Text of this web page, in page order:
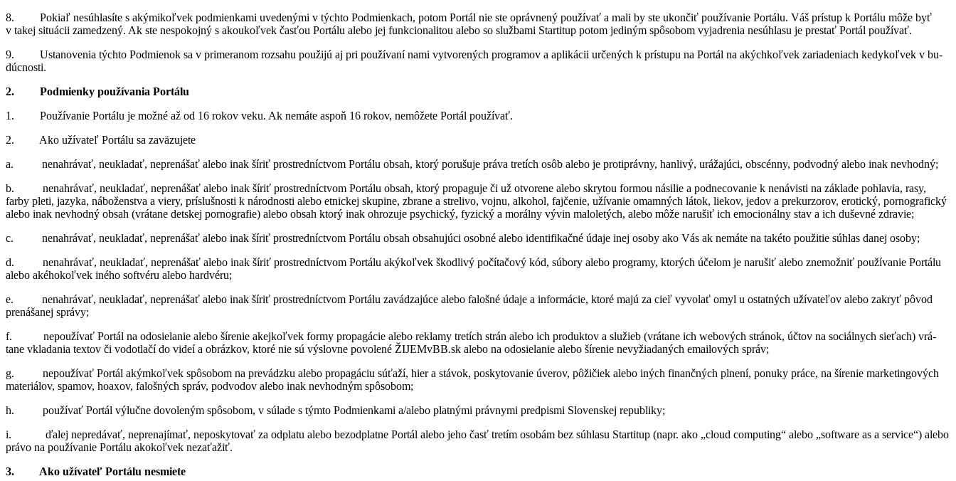
8. Po­kiaľ ne­sú­hla­síte s aký­mi­koľ­vek pod­mien­kami uve­de­nými v týchto Pod­mien­kach, po­tom Por­tál nie ste opráv­nený po­u­ží­vať a mali by ste ukon­čiť po­u­ží­va­nie Por­tálu. Váš prí­stup k Por­tálu môže byť
v ta­kej si­tu­ácii za­me­dzený. Ak ste ne­spo­kojný s akou­koľ­vek čas­ťou Por­tálu alebo jej fun­kci­ona­li­tou alebo so služ­bami Star­ti­tup po­tom je­di­ným spô­so­bom vy­jad­re­nia ne­sú­hlasu je pre­stať Por­tál po­u­ží­vať.
9. Usta­no­ve­nia týchto Pod­mie­nok sa v pri­me­ra­nom roz­sahu po­u­žijú aj pri po­u­ží­vaní nami vy­tvo­re­ných prog­ra­mov a ap­li­ká­cii ur­če­ných k prí­stupu na Por­tál na akých­koľ­vek za­ria­de­niach ke­dy­koľ­vek v bu­
dúc­nosti.
2. Pod­mienky po­u­ží­va­nia Por­tálu
1. Po­u­ží­va­nie Por­tálu je možné až od 16 ro­kov veku. Ak ne­máte as­poň 16 ro­kov, ne­mô­žete Por­tál po­u­ží­vať.
2. Ako uží­va­teľ Por­tálu sa za­vä­zu­jete
a. ne­na­hrá­vať, ne­u­kla­dať, ne­pre­ná­šať alebo inak ší­riť pro­stred­níc­tvom Por­tálu ob­sah, ktorý po­ru­šuje práva tre­tích osôb alebo je pro­ti­právny, han­livý, urá­ža­júci, ob­scénny, pod­vodný alebo inak ne­vhodný;
b. ne­na­hrá­vať, ne­u­kla­dať, ne­pre­ná­šať alebo inak ší­riť pro­stred­níc­tvom Por­tálu ob­sah, ktorý pro­pa­guje či už ot­vo­rene alebo skry­tou for­mou ná­si­lie a pod­ne­co­va­nie k ne­ná­visti na zá­klade po­hla­via, rasy,
farby pleti, ja­zyka, ná­bo­žen­stva a viery, prí­sluš­nosti k ná­rod­nosti alebo et­nic­kej sku­pine, zbrane a stre­livo, vojnu, al­ko­hol, faj­če­nie, uží­va­nie omam­ných lá­tok, lie­kov, je­dov a pre­kur­zo­rov, ero­tický, por­no­gra­fický
alebo inak ne­vhodný ob­sah (vrá­tane det­skej por­no­gra­fie) alebo ob­sah ktorý inak ohro­zuje psy­chický, fy­zický a mo­rálny vý­vin ma­lo­le­tých, alebo môže na­ru­šiť ich emo­ci­onálny stav a ich du­ševné zdra­vie;
c. ne­na­hrá­vať, ne­u­kla­dať, ne­pre­ná­šať alebo inak ší­riť pro­stred­níc­tvom Por­tálu ob­sah ob­sa­hu­júci osobné alebo iden­ti­fi­kačné údaje inej osoby ako Vás ak ne­máte na ta­kéto po­u­ži­tie sú­hlas da­nej osoby;
d. ne­na­hrá­vať, ne­u­kla­dať, ne­pre­ná­šať alebo inak ší­riť pro­stred­níc­tvom Por­tálu aký­koľ­vek škod­livý po­čí­ta­čový kód, sú­bory alebo prog­ramy, kto­rých úče­lom je na­ru­šiť alebo zne­mož­niť po­u­ží­va­nie Por­tálu
alebo aké­ho­koľ­vek iného soft­véru alebo hard­véru;
e. ne­na­hrá­vať, ne­u­kla­dať, ne­pre­ná­šať alebo inak ší­riť pro­stred­níc­tvom Por­tálu za­vá­dza­júce alebo fa­lošné údaje a in­for­má­cie, ktoré majú za cieľ vy­vo­lať omyl u os­tat­ných uží­va­te­ľov alebo za­kryť pô­vod
pre­ná­ša­nej správy;
f. ne­pou­ží­vať Por­tál na odo­sie­la­nie alebo ší­re­nie akej­koľ­vek formy pro­pa­gá­cie alebo re­klamy tre­tích strán alebo ich pro­duk­tov a slu­žieb (vrá­tane ich we­bo­vých strá­nok, úč­tov na so­ciál­nych sie­ťach) vrá­
tane vkla­da­nia tex­tov či vo­do­tlačí do vi­deí a ob­ráz­kov, ktoré nie sú vý­slovne po­vo­lené ŽIJEMvBB.sk alebo na odo­sie­la­nie alebo ší­re­nie ne­vy­žia­da­ných emai­lo­vých správ;
g. ne­pou­ží­vať Por­tál akým­koľ­vek spô­so­bom na pre­vádzku alebo pro­pa­gá­ciu sú­ťaží, hier a stá­vok, po­sky­to­va­nie úve­rov, pô­ži­čiek alebo iných fi­nanč­ných pl­není, po­nuky práce, na ší­re­nie mar­ke­tin­go­vých
ma­te­riá­lov, spa­mov, ho­axov, fa­loš­ných správ, pod­vo­dov alebo inak ne­vhod­ným spô­so­bom;
h. po­u­ží­vať Por­tál vý­lučne do­vo­le­ným spô­so­bom, v sú­lade s týmto Pod­mien­kami a/alebo plat­nými práv­nymi pred­pismi Slo­ven­skej re­pub­liky;
i. ďa­lej ne­pre­dá­vať, ne­pre­na­jí­mať, ne­pos­ky­to­vať za od­platu alebo be­z­od­platne Por­tál alebo jeho časť tre­tím oso­bám bez sú­hlasu Star­ti­tup (napr. ako „cloud com­pu­ting“ alebo „soft­ware as a ser­vice“) alebo
právo na po­u­ží­va­nie Por­tálu ako­koľ­vek ne­za­ťa­žiť.
3. Ako uží­va­teľ Por­tálu ne­smiete